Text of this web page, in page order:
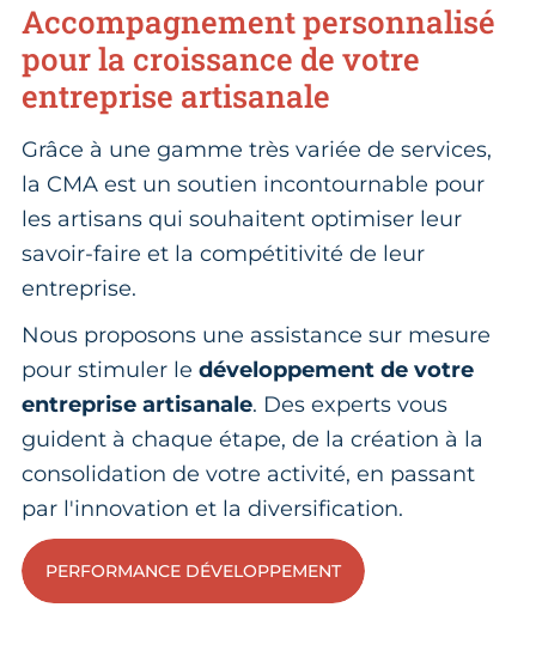
Accompagnement personnalisé
pour la croissance de votre
entreprise artisanale
Grâce à une gamme très variée de services,
la CMA est un soutien incontournable pour
les artisans qui souhaitent optimiser leur
savoir-faire et la compétitivité de leur
entreprise.
Nous proposons une assistance sur mesure
pour stimuler le développement de votre
entreprise artisanale. Des experts vous
guident à chaque étape, de la création à la
consolidation de votre activité, en passant
par l'innovation et la diversification.
PERFORMANCE DÉVELOPPEMENT